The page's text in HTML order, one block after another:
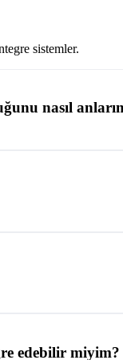
sistemler.
nasıl
edebilir miyim?